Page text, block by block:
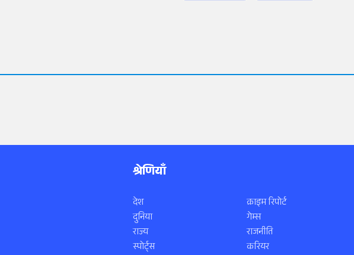
श्रेणियाँ
देश
दुनिया
राज्य
स्पोर्ट्स
क्राइम रिपोर्ट
गेम्स
राजनीति
करियर